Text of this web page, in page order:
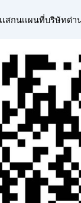
เสกนเเผนที่บริษัทด่า